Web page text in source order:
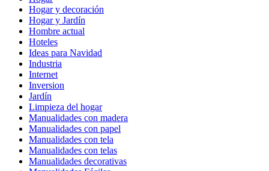
Hogar y decoración
Hogar y Jardín
Hombre actual
Hoteles
Ideas para Navidad
Industria
Internet
Inversion
Jardín
Limpieza del hogar
Manualidades con madera
Manualidades con papel
Manualidades con tela
Manualidades con telas
Manualidades decorativas